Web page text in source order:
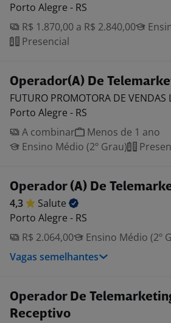
Porto Alegre - RS
R$ 1.870,00 a R$ 2.840,00
Presencial
Operador(A) De
FUTURO PROMOTORA DE VENDAS
Porto Alegre - RS
A combinar
Menos de 1 ano
Ensino Médio (2º Grau)
Operador (A) De
4,3
Salute
Porto Alegre - RS
R$ 2.064,00
Ensino Médio (2º
Vagas semelhantes
Operador De
Receptivo